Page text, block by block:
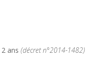
ans (décret n°2014-1482)